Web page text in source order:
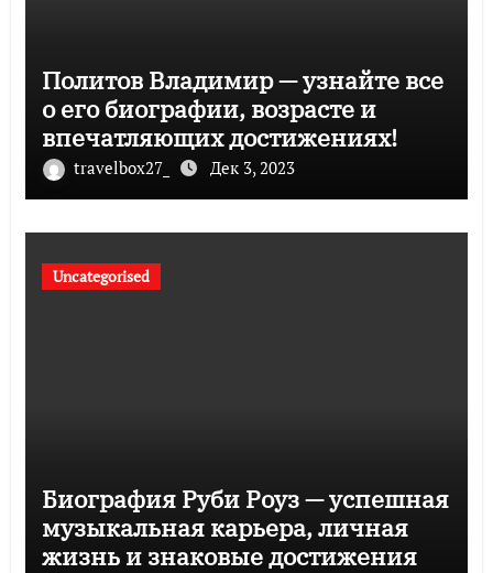
Политов Владимир — узнайте все
о его биографии, возрасте и
впечатляющих достижениях!
travelbox27_ Дек 3, 2023
Uncategorised
Биография Руби Роуз — успешная
музыкальная карьера, личная
жизнь и знаковые достижения